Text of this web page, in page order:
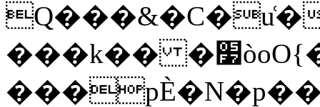
���k�� �׷òoO{��N����z_m?